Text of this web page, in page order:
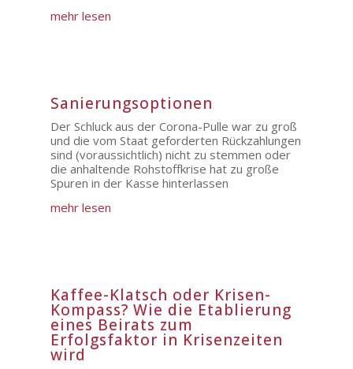
mehr lesen
Sanierungsoptionen
Der Schluck aus der Corona-Pulle war zu groß
und die vom Staat geforderten Rückzahlungen
sind (voraussichtlich) nicht zu stemmen oder
die anhaltende Rohstoffkrise hat zu große
Spuren in der Kasse hinterlassen
mehr lesen
Kaffee-Klatsch oder Krisen-
Kompass? Wie die Etablierung
eines Beirats zum
Erfolgsfaktor in Krisenzeiten
wird